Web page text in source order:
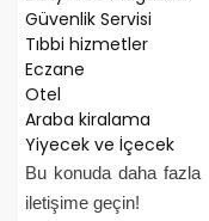
Güvenlik Servisi
Tıbbi hizmetler
Eczane
Otel
Araba kiralama
Yiyecek ve İçecek
Bu konuda daha fazla
iletişime geçin!